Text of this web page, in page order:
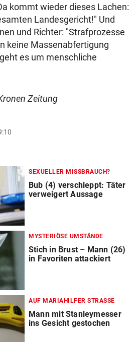
kommt wieder dieses Lachen:
Landesgericht!" Und
und Richter: "Strafprozesse
keine Massenabfertigung
es um menschliche
Zeitung
SEXUELLER MISSBRAUCH?
Bub (4) verschleppt: Täter
verweigert Aussage
MYSTERIÖSE UMSTÄNDE
Stich in Brust – Mann (26)
in Favoriten attackiert
AUF MARIAHILFER STRASSE
Mann mit Stanleymesser
ins Gesicht gestochen